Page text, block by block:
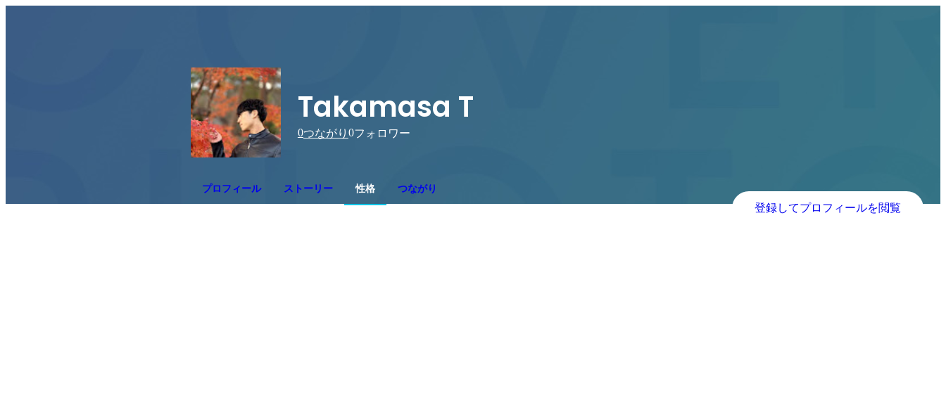
Takamasa T
0つながり 0フォロワー
プロフィール ストーリー 性格 つながり
登録してプロフィールを閲覧